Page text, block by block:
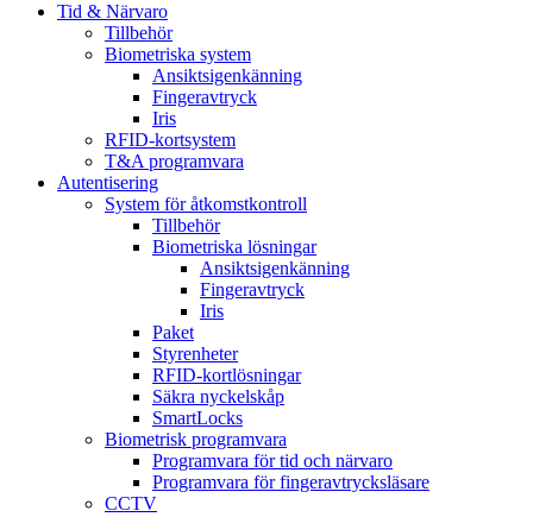
Tid & Närvaro
Tillbehör
Biometriska system
Ansiktsigenkänning
Fingeravtryck
Iris
RFID-kortsystem
T&A programvara
Autentisering
System för åtkomstkontroll
Tillbehör
Biometriska lösningar
Ansiktsigenkänning
Fingeravtryck
Iris
Paket
Styrenheter
RFID-kortlösningar
Säkra nyckelskåp
SmartLocks
Biometrisk programvara
Programvara för tid och närvaro
Programvara för fingeravtrycksläsare
CCTV